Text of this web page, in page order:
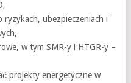
ubezpieczeniach i
w tym SMR-y i HTGR-y –
projekty energetyczne w